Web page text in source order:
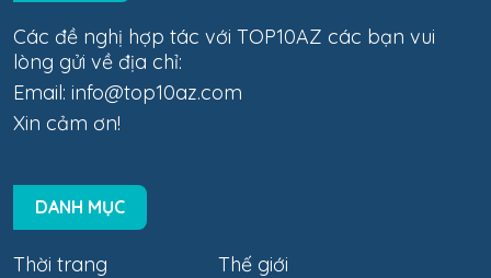
Các đề nghị hợp tác với TOP10AZ các bạn vui
lòng gửi về địa chỉ:
Email: info@top10az.com
Xin cảm ơn!
DANH MỤC
Thời trang
Thế giới